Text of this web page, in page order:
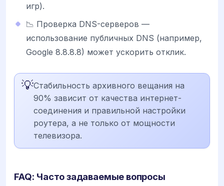
игр).
📉 Проверка DNS-серверов —
использование публичных DNS (например,
Google 8.8.8.8) может ускорить отклик.
💡Стабильность архивного вещания на
90% зависит от качества интернет-
соединения и правильной настройки
роутера, а не только от мощности
телевизора.
FAQ: Часто задаваемые вопросы